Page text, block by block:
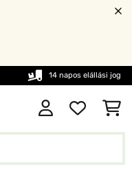
14 napos elállási jog